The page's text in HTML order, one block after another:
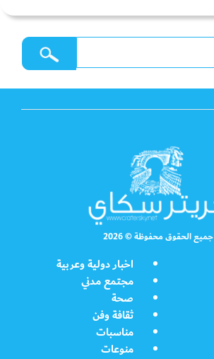
جميع الحقوق محفوظة © 2026
اخبار دولية وعربية
مجتمع مدني
صحة
ثقافة وفن
مناسبات
منوعات